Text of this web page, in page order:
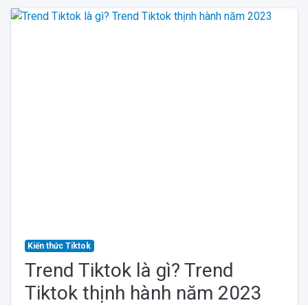
Kiến thức Tiktok
Trend Tiktok là gì? Trend
Tiktok thịnh hành năm 2023